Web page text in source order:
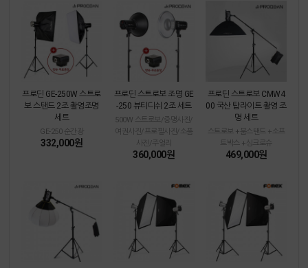
프로딘 GE-250W 스트로
보 스탠드 2조 촬영조명
세트
GE-250 순간광
332,000원
프로딘 스트로보 조명 GE
-250 뷰티디쉬 2조 세트
500W 스트로보/증명사진/
여권사진/프로필사진/소품
사진/주얼리
360,000원
프로딘 스트로보 CMW4
00 국산 탑라이트 촬영 조
명 세트
스트로보 +붐스탠드 +소프
트박스 +싱크로슈
469,000원